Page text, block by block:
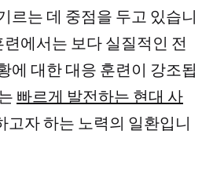
르는 데 중점을 두고 있습니
에서는 보다 실질적인 전
에 대한 대응 훈련이 강조됩
빠르게 발전하는 현대 사
고자 하는 노력의 일환입니